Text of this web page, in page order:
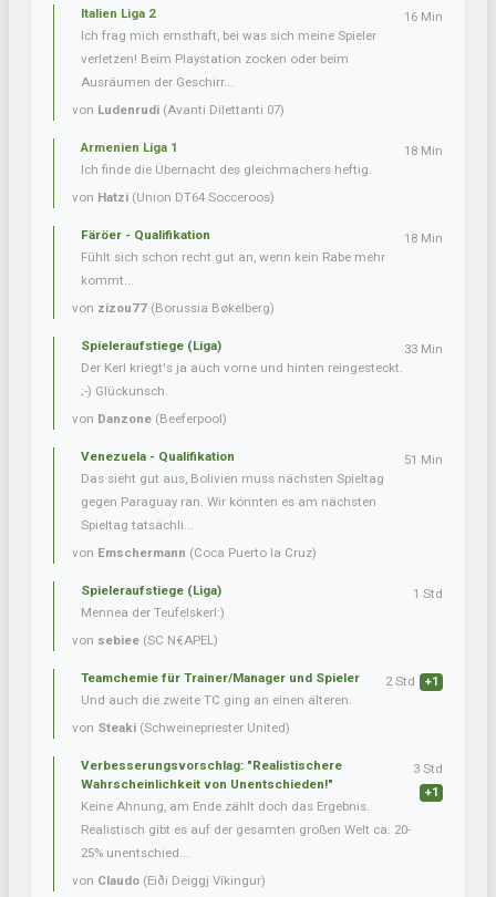
Italien Liga 2
Ich frag mich ernsthaft, bei was sich meine Spieler
verletzen! Beim Playstation zocken oder beim
Ausräumen der Geschirr...
von Ludenrudi (Avanti Dilettanti 07)
16 Min
Armenien Liga 1
Ich finde die Übernacht des gleichmachers heftig.
von Hatzi (Union DT64 Socceroos)
18 Min
Färöer - Qualifikation
Fühlt sich schon recht gut an, wenn kein Rabe mehr
kommt...
von zizou77 (Borussia Bøkelberg)
18 Min
Spieleraufstiege (Liga)
Der Kerl kriegt's ja auch vorne und hinten reingesteckt.
;-) Glückunsch.
von Danzone (Beeferpool)
33 Min
Venezuela - Qualifikation
Das sieht gut aus, Bolivien muss nächsten Spieltag
gegen Paraguay ran. Wir könnten es am nächsten
Spieltag tatsächli...
von Emschermann (Coca Puerto la Cruz)
51 Min
Spieleraufstiege (Liga)
Mennea der Teufelskerl:)
von sebiee (SC N€APEL)
1 Std
Teamchemie für Trainer/Manager und Spieler
Und auch die zweite TC ging an einen älteren.
von Steaki (Schweinepriester United)
2 Std +1
Verbesserungsvorschlag: "Realistischere
Wahrscheinlichkeit von Unentschieden!"
Keine Ahnung, am Ende zählt doch das Ergebnis.
Realistisch gibt es auf der gesamten großen Welt ca. 20-
25% unentschied...
von Claudo (Eiði Deiggj Víkingur)
3 Std
+1